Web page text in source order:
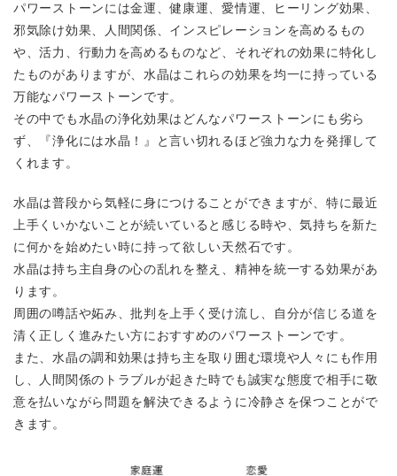
パワーストーンには金運、健康運、愛情運、ヒーリング効果、
邪気除け効果、人間関係、インスピレーションを高めるもの
や、活力、行動力を高めるものなど、それぞれの効果に特化し
たものがありますが、水晶はこれらの効果を均一に持っている
万能なパワーストーンです。
その中でも水晶の浄化効果はどんなパワーストーンにも劣ら
ず、『浄化には水晶！』と言い切れるほど強力な力を発揮して
くれます。
水晶は普段から気軽に身につけることができますが、特に最近
上手くいかないことが続いていると感じる時や、気持ちを新た
に何かを始めたい時に持って欲しい天然石です。
水晶は持ち主自身の心の乱れを整え、精神を統一する効果があ
ります。
周囲の噂話や妬み、批判を上手く受け流し、自分が信じる道を
清く正しく進みたい方におすすめのパワーストーンです。
また、水晶の調和効果は持ち主を取り囲む環境や人々にも作用
し、人間関係のトラブルが起きた時でも誠実な態度で相手に敬
意を払いながら問題を解決できるように冷静さを保つことがで
きます。